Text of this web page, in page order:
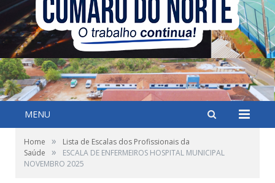
MENU
Home »
Lista de Escalas dos Profissionais da
Saúde
»
ESCALA DE ENFERMEIROS HOSPITAL MUNICIPAL
NOVEMBRO 2025